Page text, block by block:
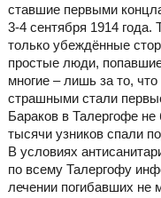
ставшие первыми
3-4 сентября 1914
только убеждённые
простые люди,
многие – лишь за то,
страшными стали
Бараков в Талергофе
тысячи узников спали
В условиях
по всему Талергофу
лечении погибавших не